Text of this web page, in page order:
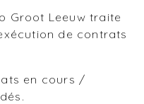
Groot Leeuw traite
de contrats
en cours /